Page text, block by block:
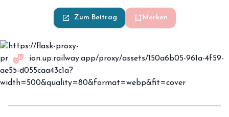
launch Zum Beitrag bookmark_add Merken
theater_comedy